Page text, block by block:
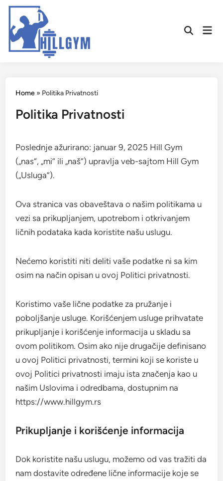
Skip
content
Open
Home » Politika Privatnosti
Politika Privatnosti
Poslednje ažurirano: januar 9, 2025 Hill Gym
(„nas“, „mi“ ili „naš“) upravlja veb-sajtom Hill Gym
(„Usluga“).
Ova stranica vas obaveštava o našim politikama u
vezi sa prikupljanjem, upotrebom i otkrivanjem
ličnih podataka kada koristite našu uslugu.
Nećemo koristiti niti deliti vaše podatke ni sa kim
osim na način opisan u ovoj Politici privatnosti.
Koristimo vaše lične podatke za pružanje i
poboljšanje usluge. Korišćenjem usluge prihvatate
prikupljanje i korišćenje informacija u skladu sa
ovom politikom. Osim ako nije drugačije definisano
u ovoj Politici privatnosti, termini koji se koriste u
ovoj Politici privatnosti imaju ista značenja kao u
našim Uslovima i odredbama, dostupnim na
https://www.hillgym.rs
Prikupljanje i korišćenje informacija
Dok koristite našu uslugu, možemo od vas tražiti da
nam dostavite određene lične informacije koje se